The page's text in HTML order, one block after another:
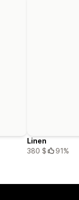
Linen
380 $
91%